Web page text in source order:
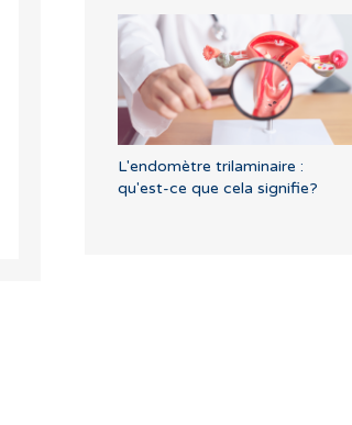
L'endomètre trilaminaire :
qu'est-ce que cela signifie?